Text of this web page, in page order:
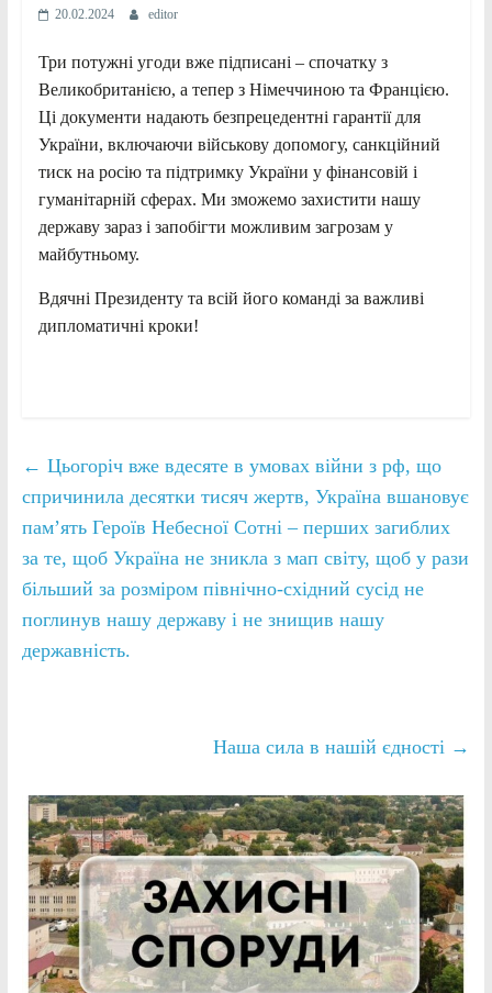
20.02.2024 editor
Три потужні угоди вже підписані – спочатку з
Великобританією, а тепер з Німеччиною та Францією.
Ці документи надають безпрецедентні гарантії для
України, включаючи військову допомогу, санкційний
тиск на росію та підтримку України у фінансовій і
гуманітарній сферах. Ми зможемо захистити нашу
державу зараз і запобігти можливим загрозам у
майбутньому.
Вдячні Президенту та всій його команді за важливі
дипломатичні кроки!
← Цьогоріч вже вдесяте в умовах війни з рф, що
спричинила десятки тисяч жертв, Україна вшановує
пам’ять Героїв Небесної Сотні – перших загиблих
за те, щоб Україна не зникла з мап світу, щоб у рази
більший за розміром північно-східний сусід не
поглинув нашу державу і не знищив нашу
державність.
Наша сила в нашій єдності →